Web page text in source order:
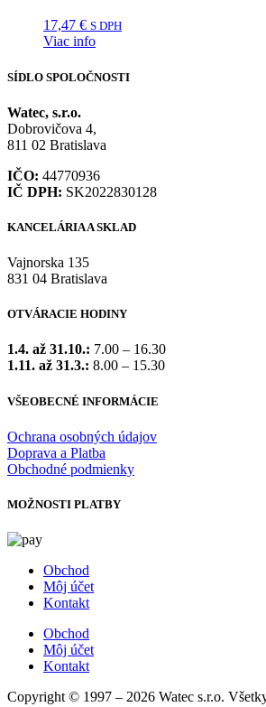
17,47 € S DPH
Viac info
SÍDLO SPOLOČNOSTI
Watec, s.r.o.
Dobrovičova 4,
811 02 Bratislava
IČO: 44770936
IČ DPH: SK2022830128
KANCELÁRIA A SKLAD
Vajnorska 135
831 04 Bratislava
OTVÁRACIE HODINY
1.4. až 31.10.: 7.00 – 16.30
1.11. až 31.3.: 8.00 – 15.30
VŠEOBECNÉ INFORMÁCIE
Ochrana osobných údajov
Doprava a Platba
Obchodné podmienky
MOŽNOSTI PLATBY
Obchod
Môj účet
Kontakt
Obchod
Môj účet
Kontakt
Copyright © 1997 – 2026 Watec s.r.o.